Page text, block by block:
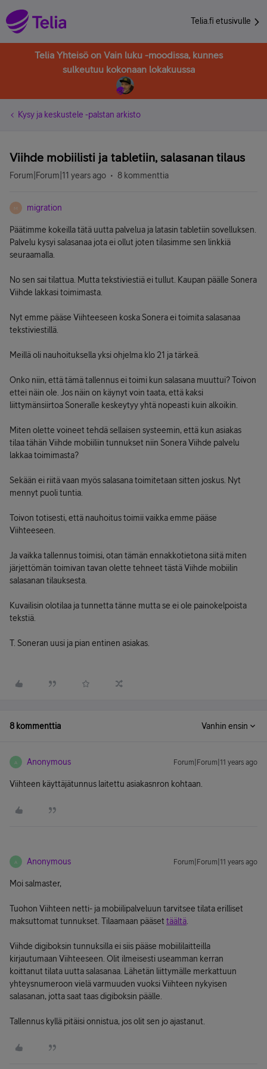
Telia.fi etusivulle
Telia Yhteisö on Vain luku -moodissa, kunnes
sulkeutuu kokonaan lokakuussa
Kysy ja keskustele -palstan arkisto
Viihde mobiilisti ja tabletiin, salasanan tilaus
Forum|Forum|11 years ago 8 kommenttia
M migration
Päätimme kokeilla tätä uutta palvelua ja latasin tabletiin sovelluksen.
Palvelu kysyi salasanaa jota ei ollut joten tilasimme sen linkkiä
seuraamalla.
No sen sai tilattua. Mutta tekstiviestiä ei tullut. Kaupan päälle Sonera
Viihde lakkasi toimimasta.
Nyt emme pääse Viihteeseen koska Sonera ei toimita salasanaa
tekstiviestillä.
Meillä oli nauhoituksella yksi ohjelma klo 21 ja tärkeä.
Onko niin, että tämä tallennus ei toimi kun salasana muuttui? Toivon
ettei näin ole. Jos näin on käynyt voin taata, että kaksi
liittymänsiirtoa Soneralle keskeytyy yhtä nopeasti kuin alkoikin.
Miten olette voineet tehdä sellaisen systeemin, että kun asiakas
tilaa tähän Viihde mobiiliin tunnukset niin Sonera Viihde palvelu
lakkaa toimimasta?
Sekään ei riitä vaan myös salasana toimitetaan sitten joskus. Nyt
mennyt puoli tuntia.
Toivon totisesti, että nauhoitus toimii vaikka emme pääse
Viihteeseen.
Ja vaikka tallennus toimisi, otan tämän ennakkotietona siitä miten
järjettömän toimivan tavan olette tehneet tästä Viihde mobiilin
salasanan tilauksesta.
Kuvailisin olotilaa ja tunnetta tänne mutta se ei ole painokelpoista
tekstiä.
T. Soneran uusi ja pian entinen asiakas.
8 kommenttia Vanhin ensin
A Anonymous Forum|Forum|11 years ago
Viihteen käyttäjätunnus laitettu asiakasnron kohtaan.
A Anonymous Forum|Forum|11 years ago
Moi salmaster,
Tuohon Viihteen netti- ja mobiilipalveluun tarvitsee tilata erilliset
maksuttomat tunnukset. Tilaamaan pääset täältä
Viihde digiboksin tunnuksilla ei siis pääse mobiililaitteilla
kirjautumaan Viihteeseen. Olit ilmeisesti useamman kerran
koittanut tilata uutta salasanaa. Lähetän liittymälle merkattuun
yhteysnumeroon vielä varmuuden vuoksi Viihteen nykyisen
salasanan, jotta saat taas digiboksin päälle.
Tallennus kyllä pitäisi onnistua, jos olit sen jo ajastanut.